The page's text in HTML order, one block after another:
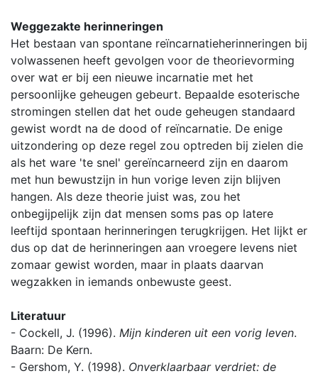
Weggezakte herinneringen
Het bestaan van spontane reïncarnatieherinneringen bij
volwassenen heeft gevolgen voor de theorievorming
over wat er bij een nieuwe incarnatie met het
persoonlijke geheugen gebeurt. Bepaalde esoterische
stromingen stellen dat het oude geheugen standaard
gewist wordt na de dood of reïncarnatie. De enige
uitzondering op deze regel zou optreden bij zielen die
als het ware 'te snel' gereïncarneerd zijn en daarom
met hun bewustzijn in hun vorige leven zijn blijven
hangen. Als deze theorie juist was, zou het
onbegijpelijk zijn dat mensen soms pas op latere
leeftijd spontaan herinneringen terugkrijgen. Het lijkt er
dus op dat de herinneringen aan vroegere levens niet
zomaar gewist worden, maar in plaats daarvan
wegzakken in iemands onbewuste geest.
Literatuur
- Cockell, J. (1996). Mijn kinderen uit een vorig leven.
Baarn: De Kern.
- Gershom, Y. (1998). Onverklaarbaar verdriet: de